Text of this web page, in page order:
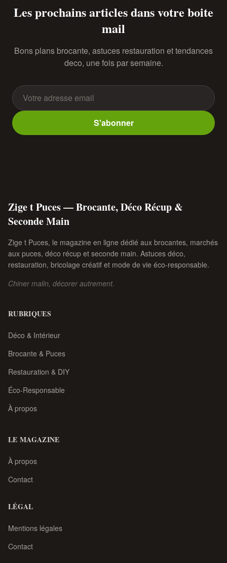
Les prochains articles dans votre boite
mail
Bons plans brocante, astuces restauration et tendances
deco, une fois par semaine.
S'abonner
Zige t Puces — Brocante, Déco Récup &
Seconde Main
Zige t Puces, le magazine en ligne dédié aux brocantes, marchés
aux puces, déco récup et seconde main. Astuces déco,
restauration, bricolage créatif et mode de vie éco-responsable.
Chiner malin, décorer autrement.
RUBRIQUES
Déco & Intérieur
Brocante & Puces
Restauration & DIY
Éco-Responsable
À propos
LE MAGAZINE
À propos
Contact
LÉGAL
Mentions légales
Contact